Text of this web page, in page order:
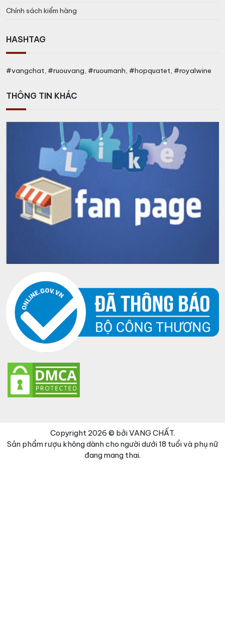
Chính sách kiểm hàng
HASHTAG
#vangchat, #ruouvang, #ruoumanh, #hopquatet, #royalwine
THÔNG TIN KHÁC
Copyright 2026 © bởi VANG CHẤT.
Sản phẩm rượu không dành cho người dưới 18 tuổi và phụ nữ
đang mang thai.